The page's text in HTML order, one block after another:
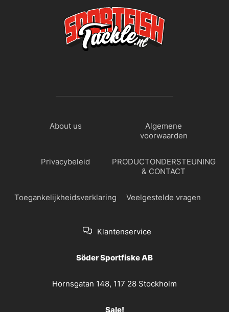
About us
Algemene
voorwaarden
Privacybeleid
PRODUCTONDERSTEUNING
& CONTACT
Toegankelijkheidsverklaring Veelgestelde vragen
Klantenservice
Söder Sportfiske AB
Hornsgatan 148, 117 28 Stockholm
Sale!